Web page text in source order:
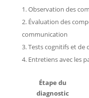
Observation des
Évaluation des
communication
Tests cognitifs et de
Entretiens avec les
Étape du
diagnostic